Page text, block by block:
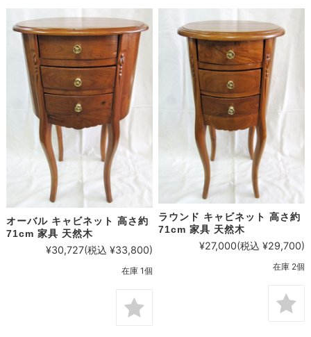
オーバル キャビネット 高さ約
71cm 家具 天然木
¥30,727(税込 ¥33,800)
在庫 1個
ラウンド キャビネット 高さ約
71cm 家具 天然木
¥27,000(税込 ¥29,700)
在庫 2個